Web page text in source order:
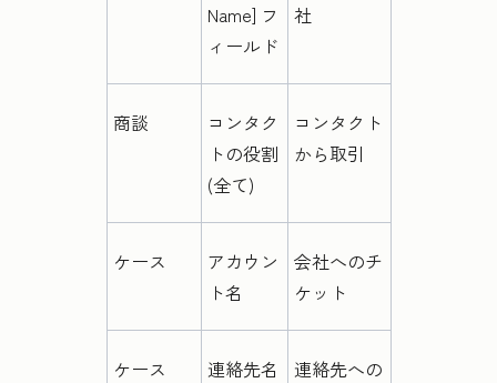
Name] フ
ィールド
社
商談
コンタク
トの役割
(全て)
コンタクト
から取引
ケース
アカウン
ト名
会社へのチ
ケット
ケース 連絡先名
連絡先への